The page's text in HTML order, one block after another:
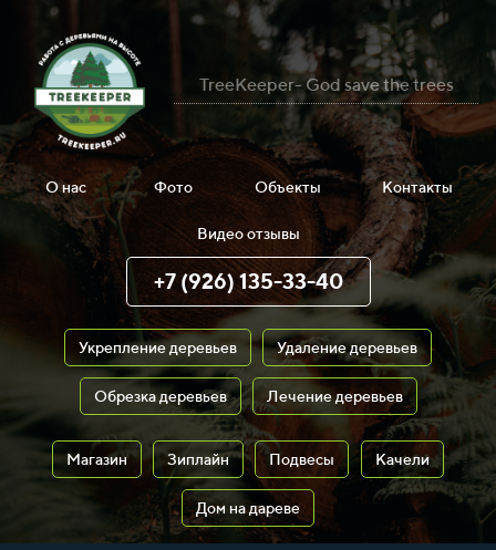
TreeKeeper- God save the trees
О нас Фото Объекты Контакты
Видео отзывы
+7 (926) 135-33-40
Укрепление деревьев Удаление деревьев
Обрезка деревьев Лечение деревьев
Магазин Зиплайн Подвесы Качели
Дом на дареве